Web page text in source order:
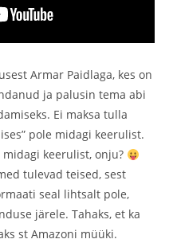
Armar Paidlaga, kes on
ja palusin tema abi
Ei maksa tulla
pole midagi keerulist.
keerulist, onju?
tulevad teised, sest
seal lihtsalt pole,
järele. Tahaks, et ka
st Amazoni müüki.